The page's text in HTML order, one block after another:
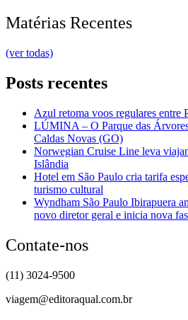
Matérias Recentes
(ver todas)
Posts recentes
Azul retoma voos regulares entre
LÚMINA – O Parque das
Caldas Novas (GO)
Norwegian Cruise Line leva
Islândia
Hotel em São Paulo cria tarifa
turismo cultural
Wyndham São Paulo Ibirapuera
novo diretor geral e inicia nova
Contate-nos
(11) 3024-9500
viagem@editoraqual.com.br